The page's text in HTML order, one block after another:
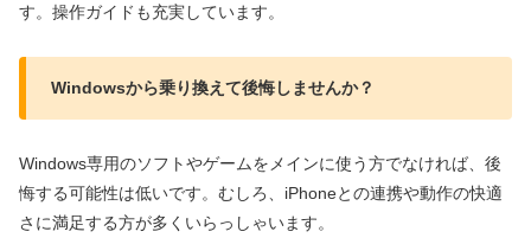
す。操作ガイドも充実しています。
Windowsから乗り換えて後悔しませんか？
Windows専用のソフトやゲームをメインに使う方でなければ、後
悔する可能性は低いです。むしろ、iPhoneとの連携や動作の快適
さに満足する方が多くいらっしゃいます。